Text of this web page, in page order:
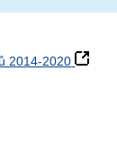
2014-2020